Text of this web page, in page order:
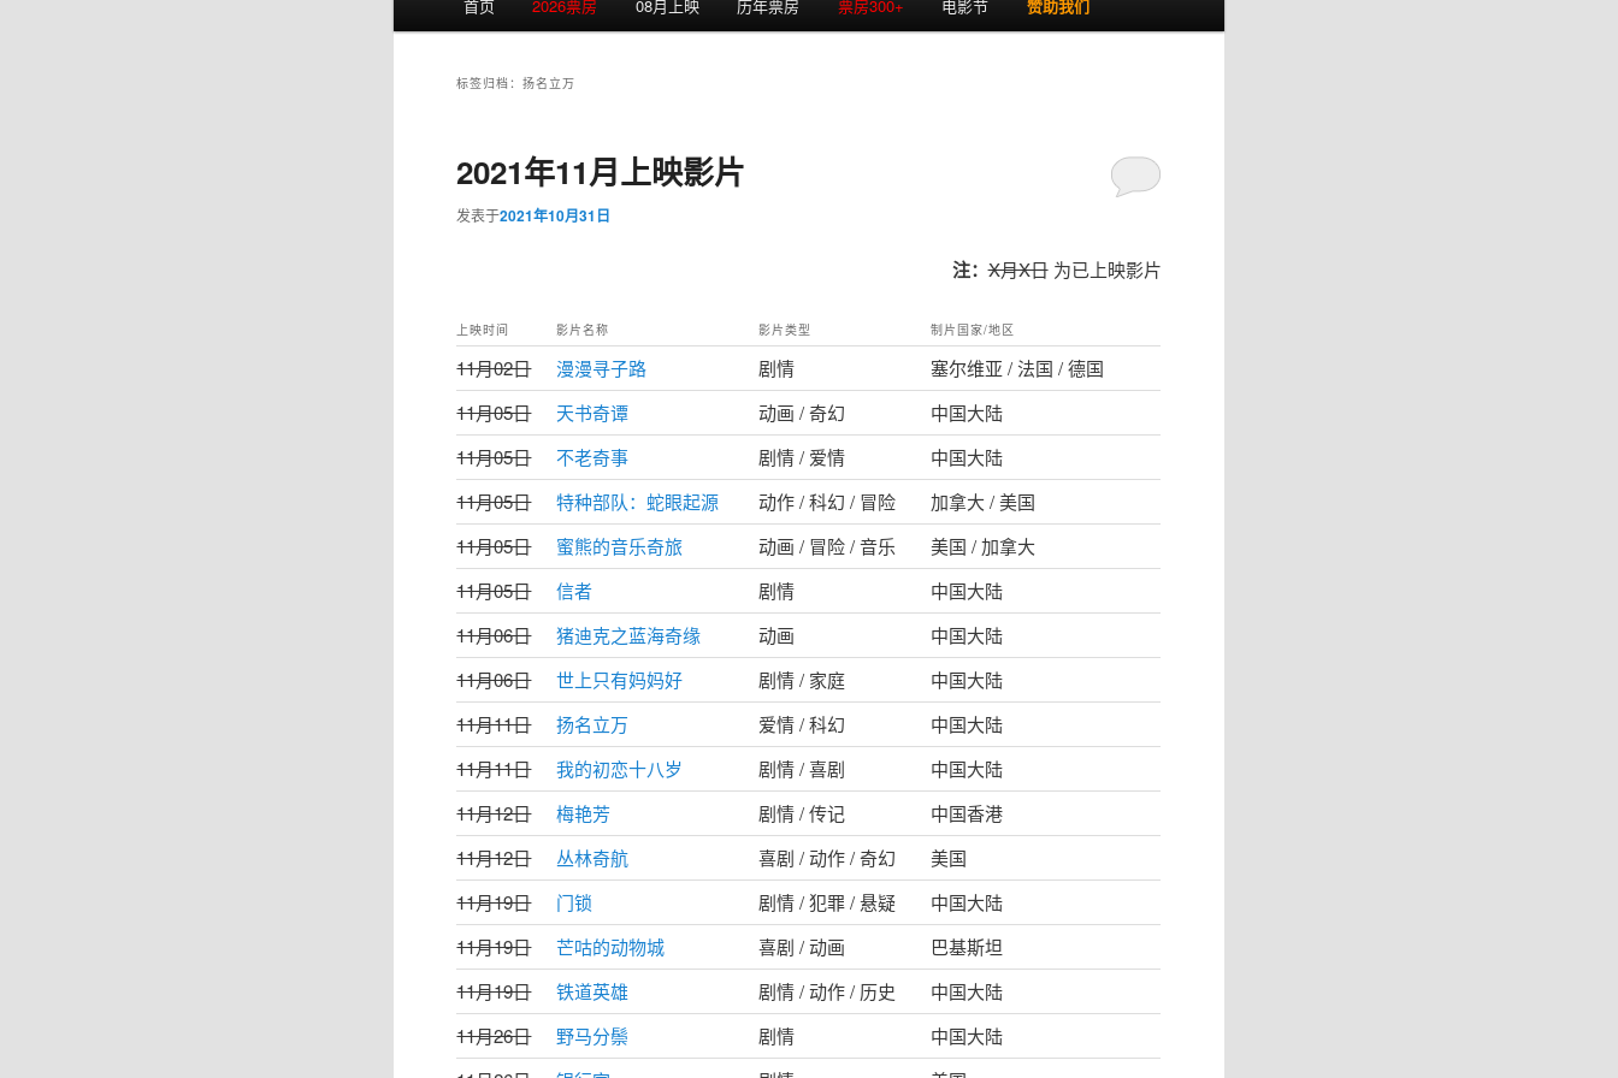
首页 2026票房 08月上映 历年票房 票房300+ 电影节 赞助我们
标签归档：扬名立万
2021年11月上映影片
发表于2021年10月31日
注：X月X日为已上映影片
上映时间 影片名称 影片类型 制片国家/地区
11月02日 漫漫寻子路 剧情
塞尔维亚 / 法国 / 德国
11月05日
天书奇谭 动画 / 奇幻
中国大陆
11月05日
不老奇事 剧情 / 爱情
中国大陆
11月05日
特种部队：蛇眼起源 动作 / 科幻 / 冒险
加拿大 / 美国
11月05日
蜜熊的音乐奇旅 动画 / 冒险 / 音乐
美国 / 加拿大
11月05日
信者 剧情
中国大陆
11月06日
猪迪克之蓝海奇缘 动画
中国大陆
11月06日
世上只有妈妈好 剧情 / 家庭
中国大陆
11月11日
扬名立万 爱情 / 科幻
中国大陆
11月11日
我的初恋十八岁 剧情 / 喜剧
中国大陆
11月12日
梅艳芳 剧情 / 传记
中国香港
11月12日
丛林奇航 喜剧 / 动作 / 奇幻
美国
11月19日
门锁 剧情 / 犯罪 / 悬疑
中国大陆
11月19日
芒咕的动物城 喜剧 / 动画
巴基斯坦
11月19日
铁道英雄 剧情 / 动作 / 历史
中国大陆
11月26日
野马分鬃 剧情
中国大陆